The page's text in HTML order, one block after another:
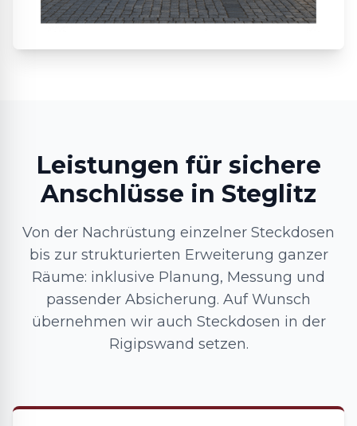
Leistungen für sichere
Anschlüsse in Steglitz
Von der Nachrüstung einzelner Steckdosen
bis zur strukturierten Erweiterung ganzer
Räume: inklusive Planung, Messung und
passender Absicherung. Auf Wunsch
übernehmen wir auch Steckdosen in der
Rigipswand setzen.